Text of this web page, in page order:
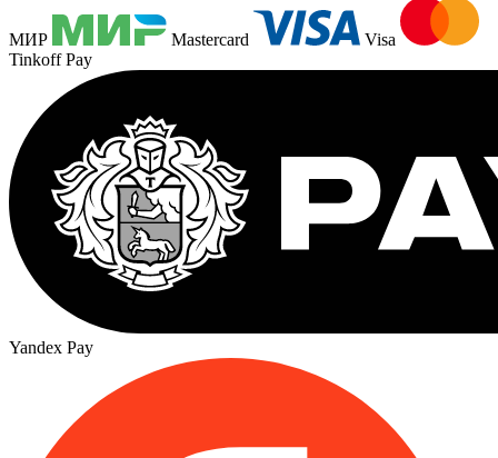
МИР Mastercard
Visa
Tinkoff Pay
Yandex Pay